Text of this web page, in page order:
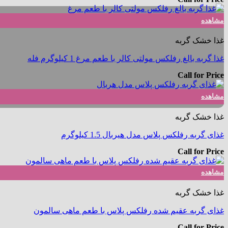
مشاهده
غذا خشک گربه
غذا گربه بالغ رفلکس مولتی کالر با طعم مرغ 1 کیلوگرم فله
Call for Price
مشاهده
غذا خشک گربه
غذای گربه رفلکس پلاس مدل هیربال 1.5 کیلوگرم
Call for Price
مشاهده
غذا خشک گربه
غذای گربه عقیم شده رفلکس پلاس با طعم ماهی سالمون